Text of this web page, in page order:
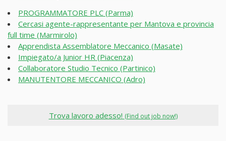
PROGRAMMATORE PLC (Parma)
Cercasi agente-rappresentante per Mantova e provincia
full time (Marmirolo)
Apprendista Assemblatore Meccanico (Masate)
Impiegato/a Junior HR (Piacenza)
Collaboratore Studio Tecnico (Partinico)
MANUTENTORE MECCANICO (Adro)
Trova lavoro adesso! (Find out job now!)